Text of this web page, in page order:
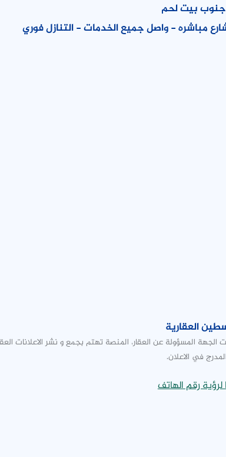
جنوب بيت لحم
مباشره - واصل جميع الخدمات - التنازل فوري
العقارية
الجهة المسؤولة عن العقار، المنصة تهتم بجمع و نشر الاعلانات
في الاعلان.
رقم الهاتف